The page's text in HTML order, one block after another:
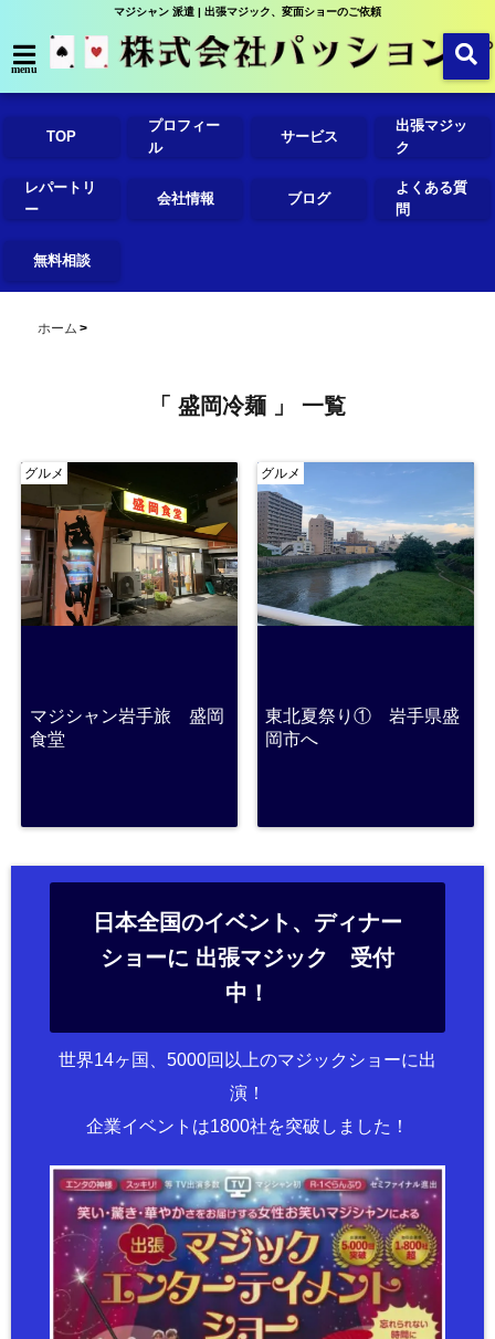
マジシャン 派遣 | 出張マジック、変面ショーのご依頼
menu
TOP
プロフィー
ル
サービス
出張マジッ
ク
レパートリ
ー
会社情報 ブログ
よくある質
問
無料相談
ホーム
「 盛岡冷麺 」 一覧
グルメ
マジシャン岩手旅 盛岡
食堂
グルメ
東北夏祭り① 岩手県盛
岡市へ
日本全国のイベント、ディナー
ショーに 出張マジック 受付
中！
世界14ヶ国、5000回以上のマジックショーに出
演！
企業イベントは1800社を突破しました！